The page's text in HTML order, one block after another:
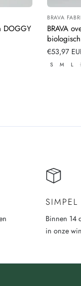
DOGGY
BRAVA
BRAVA
€53,97
S M L
SIMPEL
Binnen 14
in onze